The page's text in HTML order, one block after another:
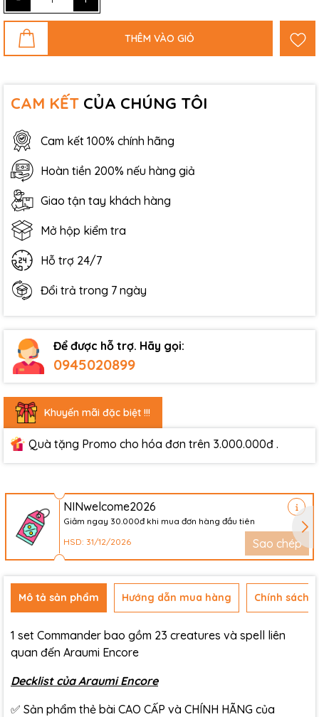
THÊM VÀO GIỎ
CAM KẾT CỦA CHÚNG TÔI
Cam kết 100% chính hãng
Hoàn tiền 200% nếu hàng giả
Giao tận tay khách hàng
Mở hộp kiểm tra
Hỗ trợ 24/7
Đổi trả trong 7 ngày
Để được hỗ trợ. Hãy gọi:
0945020899
Khuyến mãi đặc biệt !!!
Quà tặng Promo cho hóa đơn trên 3.000.000đ .
NINwelcome2026
Giảm ngay 30.000đ khi mua đơn hàng đầu tiên
HSD: 31/12/2026
Sao chép
Mô tả sản phẩm Hướng dẫn mua hàng Chính sách
1 set Commander bao gồm 23 creatures và spell liên
quan đến Araumi Encore
Decklist của Araumi Encore
✅ Sản phẩm thẻ bài CAO CẤP và CHÍNH HÃNG của